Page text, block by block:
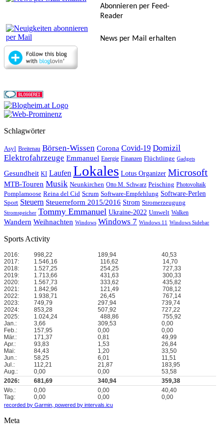
Abonnieren per Feed-
Reader
News per Mail erhalten
Schlagwörter
Asyl Breitenau Börsen-Wissen Corona Covid-19 Domizil
Elektrofahrzeuge Emmanuel Energie Finanzen Flüchtlinge Gadgets
Gesundheit KI Laufen Lokales Lotus Organizer Microsoft
MTB-Touren Musik Neunkirchen Otto M. Schwarz Peisching Photovoltaik
Pomplamoose Reina del Cid Scrum Software-Empfehlung Software-Perlen
Sport Steuern Steuerreform 2015/2016 Strom Stromerzeugung
Stromspeicher Tommy Emmanuel Ukraine-2022 Umwelt Walken
Wandern Weihnachten Windows Windows 7 Windows 11 Windows Sidebar
Sports Activity
2016: 998,22 189,94
40,53
2017:
1.546,16 116,62
14,70
2018:
1.527,25 254,25
727,33
2019:
1.713,66 431,63
300,33
2020:
1.567,73 333,62
435,82
2021:
1.842,96 121,49
708,12
2022:
1.938,71 26,45
767,14
2023:
749,79 297,94
739,74
2024:
853,28 507,92
727,22
2025:
1.024,24 488,86
755,92
Jan.:
3,66 309,53
0,00
Feb.:
157,95 0,00
0,00
Mär.:
171,37 0,81
49,99
Apr.:
93,83 1,53
26,84
Mai:
84,43 1,20
33,50
Jun.:
58,25 6,01
11,51
Jul.:
112,21 21,87
183,95
Aug.:
0,00 0,00
53,58
2026:
681,69 340,94
359,38
Wo.:
0,00 0,00
40,40
Tag:
0,00 0,00 0,00
recorded by Garmin, powered by intervals.icu
Meta